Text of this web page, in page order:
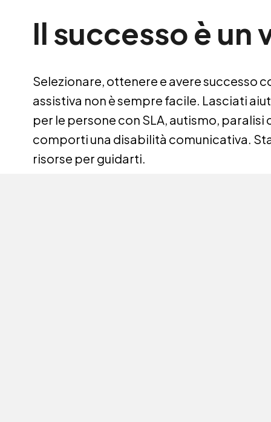
Il successo è un
Selezionare, ottenere e avere successo
assistiva non è sempre facile. Lasciati
per le persone con SLA, autismo,
comporti una disabilità comunicativa.
risorse per guidarti.